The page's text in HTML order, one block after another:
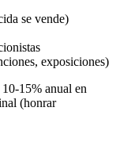
se vende)
exposiciones)
15% anual en
(honrar